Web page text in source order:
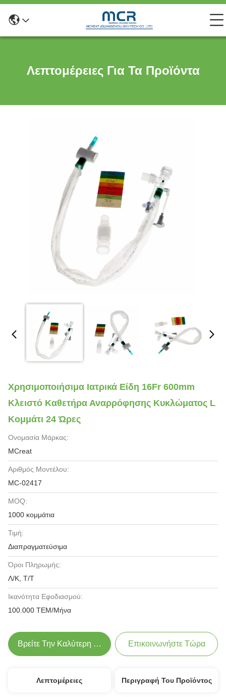
Λεπτομέρειες Για Τα Προϊόντα
Χρησιμοποιήσιμα Ιατρικά Είδη 16Fr 600mm
Κλειστό Καθετήρα Αναρρόφησης Κυκλώματος L
Κομμάτι 24 Ώρες
Ονομασία Μάρκας:
MCreat
Αριθμός Μοντέλου:
MC-02417
MOQ:
1000 κομμάτια
Τιμή:
Διαπραγματεύσιμα
Όροι Πληρωμής:
Λ/Κ, Τ/Τ
Ικανότητα Εφοδιασμού:
100.000 ΤΕΜ/Μήνα
Βρείτε Την Καλύτερη Τιμή Επικοινωνήστε Τώρα
Λεπτομέρειες Περιγραφή Του Προϊόντος